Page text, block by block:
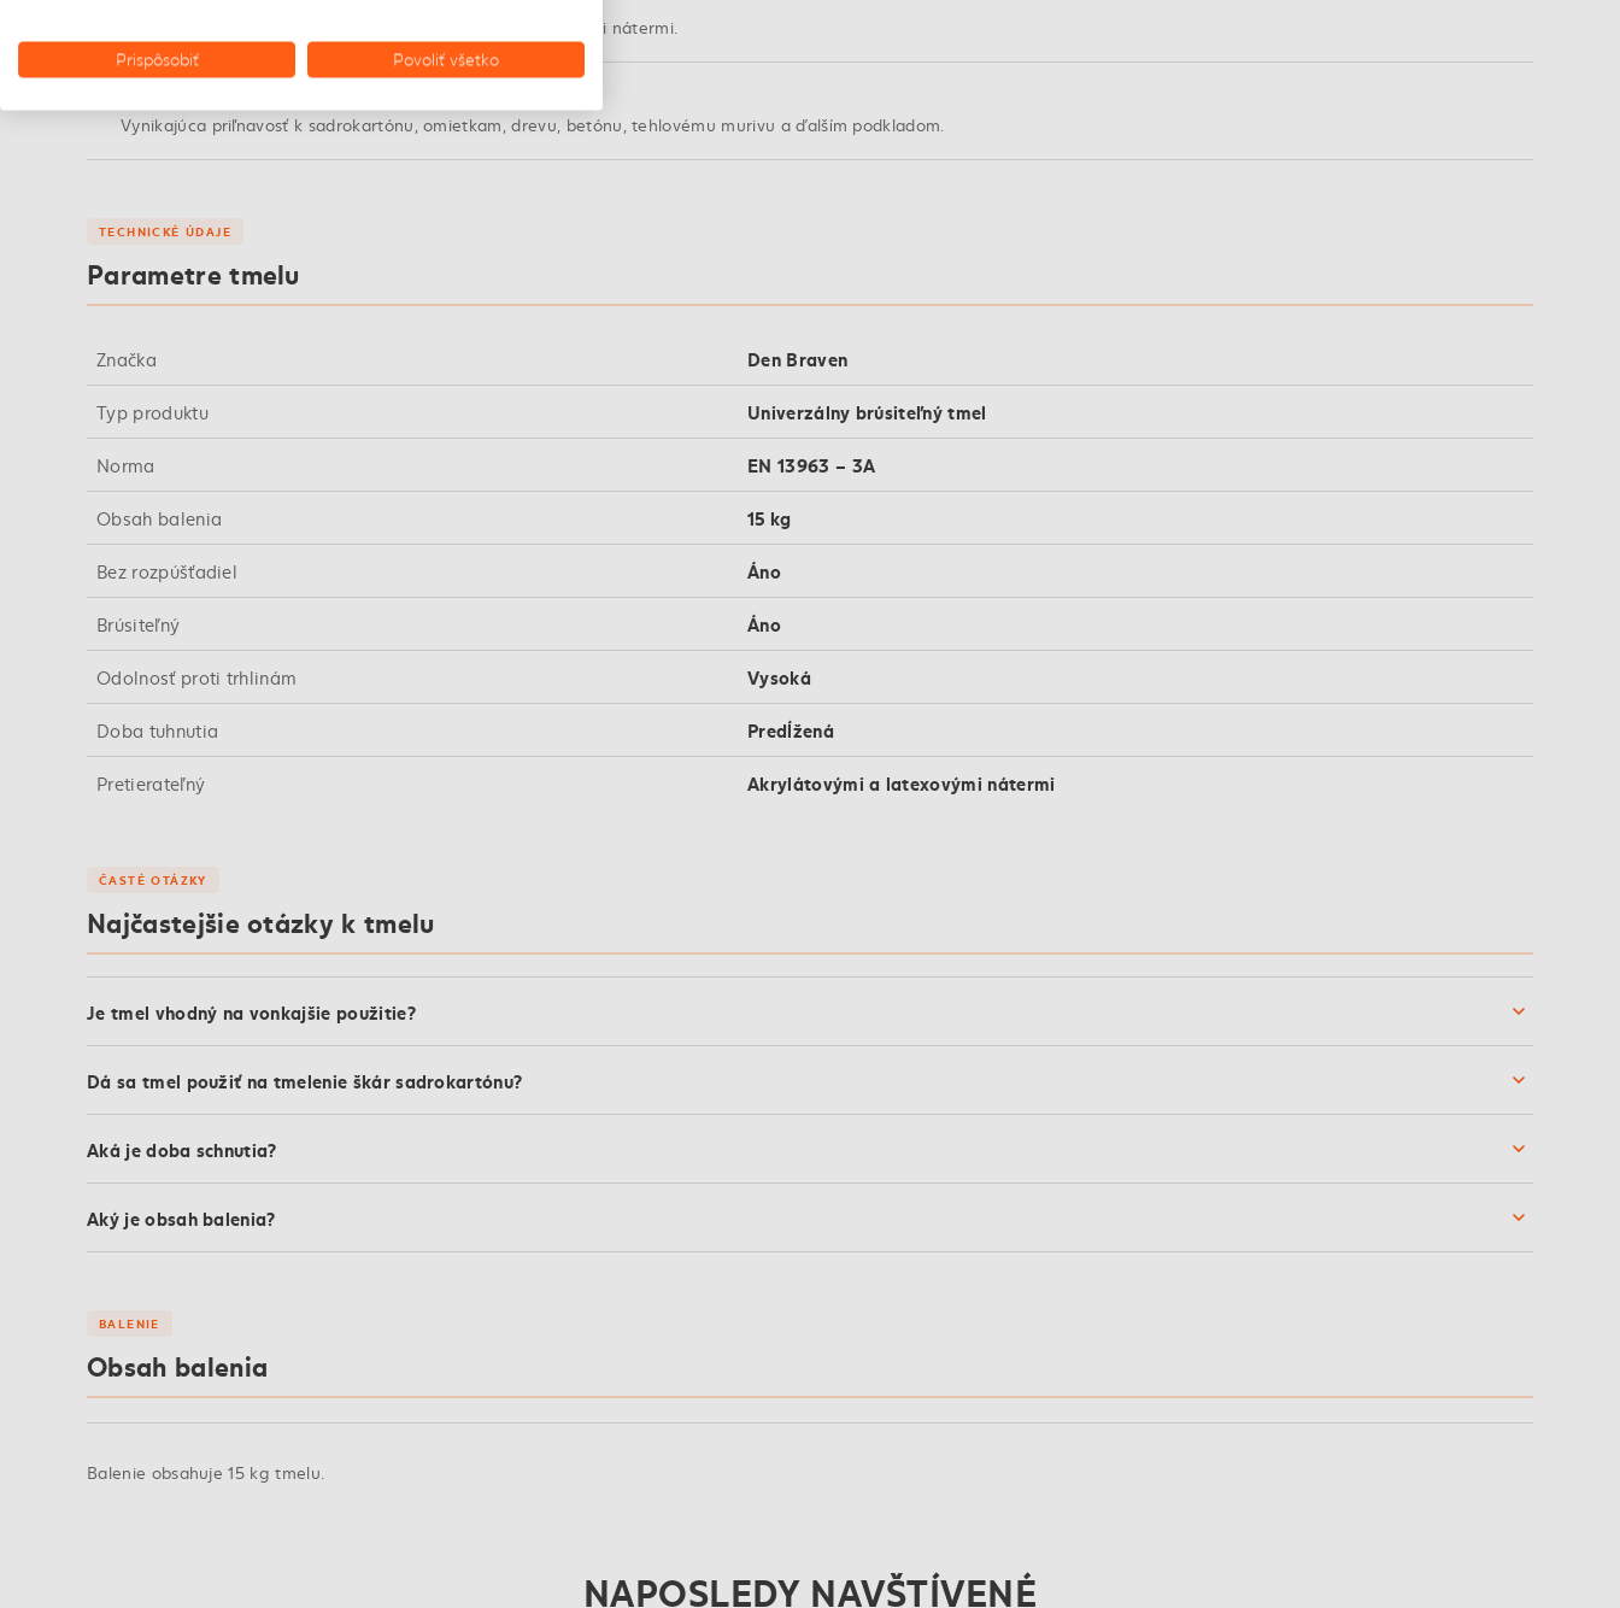
Po vytvrdnutí je tmel pretierateľný akrylátovými a latexovými nátermi.
Vynikajúca priľnavosť k sadrokartónu, omietkam, drevu, betónu, tehlovému murivu a ďalším podkladom.
TECHNICKÉ ÚDAJE
Parametre tmelu
Značka Den Braven
Typ produktu Univerzálny brúsiteľný tmel
Norma EN 13963 – 3A
Obsah balenia 15 kg
Bez rozpúšťadiel Áno
Brúsiteľný Áno
Odolnosť proti trhlinám Vysoká
Doba tuhnutia Predĺžená
Pretierateľný Akrylátovými a latexovými nátermi
ČASTÉ OTÁZKY
Najčastejšie otázky k tmelu
Je tmel vhodný na vonkajšie použitie?
Dá sa tmel použiť na tmelenie škár sadrokartónu?
Aká je doba schnutia?
Aký je obsah balenia?
BALENIE
Obsah balenia
Balenie obsahuje 15 kg tmelu.
NAPOSLEDY NAVŠTÍVENÉ
Prispôsobiť Povoliť všetko